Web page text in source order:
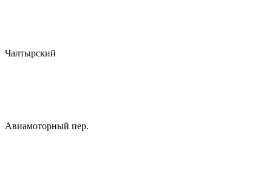
Чалтырский
Авиамоторный пер.